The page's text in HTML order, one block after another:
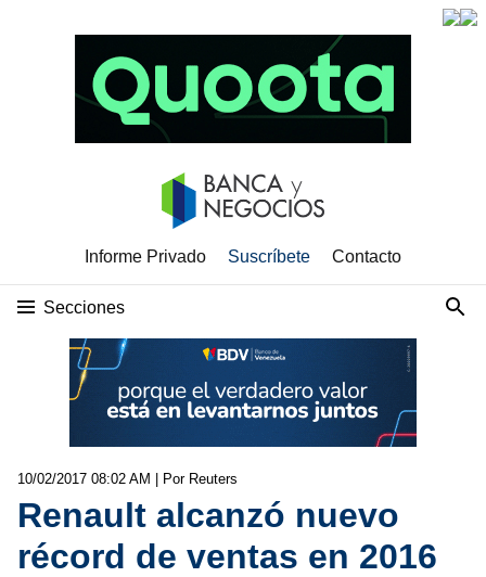
Informe Privado Suscríbete Contacto
Secciones
10/02/2017 08:02 AM | Por Reuters
Renault alcanzó nuevo
récord de ventas en 2016